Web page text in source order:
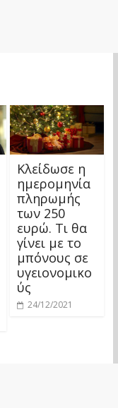
Κλείδωσε η
ημερομηνία
πληρωμής
των 250
ευρώ. Τι θα
γίνει με το
μπόνους σε
υγειονομικο
ύς
24/12/2021